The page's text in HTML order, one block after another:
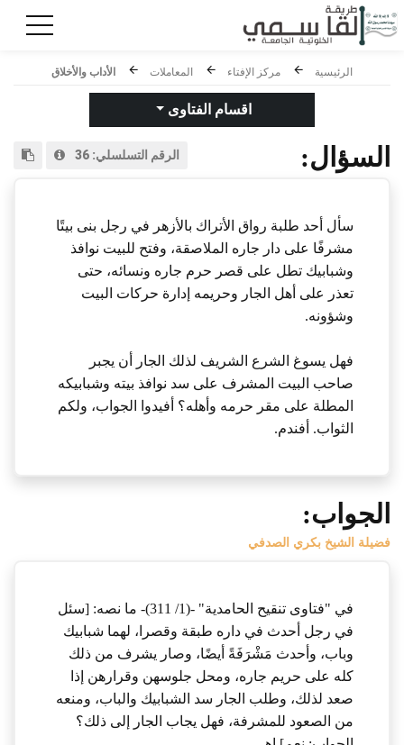
الرئيسية مركز الإفتاء المعاملات الأداب والأخلاق
اقسام الفتاوى
السؤال: الرقم التسلسلي: 36
سأل أحد طلبة رواق الأتراك بالأزهر في رجل بنى بيتًا
مشرفًا على دار جاره الملاصقة، وفتح للبيت نوافذ
وشبابيك تطل على قصر حرم جاره ونسائه، حتى
تعذر على أهل الجار وحريمه إدارة حركات البيت
وشؤونه.
فهل يسوغ الشرع الشريف لذلك الجار أن يجبر
صاحب البيت المشرف على سد نوافذ بيته وشبابيكه
المطلة على مقر حرمه وأهله؟ أفيدوا الجواب، ولكم
الثواب. أفندم.
الجواب:
فضيلة الشيخ بكري الصدفي
في "فتاوى تنقيح الحامدية" -(1/ 311)- ما نصه: [سئل
في رجل أحدث في داره طبقة وقصرا، لهما شبابيك
وباب، وأحدث مَشْرَفَةً أيضًا، وصار يشرف من ذلك
كله على حريم جاره، ومحل جلوسهن وقرارهن إذا
صعد لذلك، وطلب الجار سد الشبابيك والباب، ومنعه
من الصعود للمشرفة، فهل يجاب الجار إلى ذلك؟